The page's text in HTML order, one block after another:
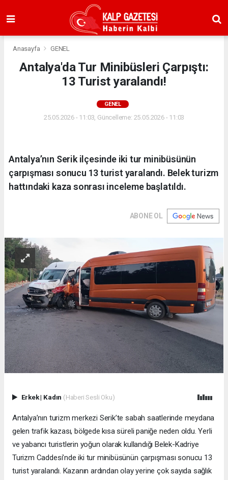
Anasayfa GENEL
Antalya'da Tur Minibüsleri Çarpıştı:
13 Turist yaralandı!
GENEL
25.05.2026 - 11:03, Güncelleme: 25.05.2026 - 11:03
Antalya’nın Serik ilçesinde iki tur minibüsünün
çarpışması sonucu 13 turist yaralandı. Belek turizm
hattındaki kaza sonrası inceleme başlatıldı.
ABONE OL
Erkek| Kadın (Haberi Sesli Oku)
Antalya’nın turizm merkezi Serik’te sabah saatlerinde meydana
gelen trafik kazası, bölgede kısa süreli paniğe neden oldu. Yerli
ve yabancı turistlerin yoğun olarak kullandığı Belek-Kadriye
Turizm Caddesi’nde iki tur minibüsünün çarpışması sonucu 13
turist yaralandı. Kazanın ardından olay yerine çok sayıda sağlık